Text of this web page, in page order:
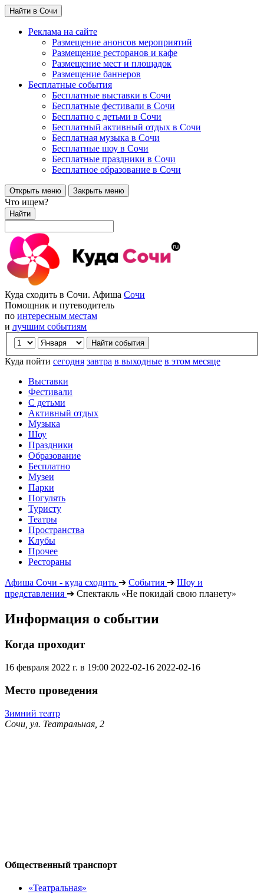
Найти в Сочи
Реклама на сайте
Размещение анонсов мероприятий
Размещение ресторанов и кафе
Размещение мест и площадок
Размещение баннеров
Бесплатные события
Бесплатные выставки в Сочи
Бесплатные фестивали в Сочи
Бесплатно с детьми в Сочи
Бесплатный активный отдых в Сочи
Бесплатная музыка в Сочи
Бесплатные шоу в Сочи
Бесплатные праздники в Сочи
Бесплатное образование в Сочи
Открыть меню Закрыть меню
Что ищем?
Найти
Куда сходить в Сочи. Афиша Сочи
Помощник и путеводитель
по интересным местам
и лучшим событиям
Куда пойти сегодня завтра в выходные в этом месяце
Выставки
Фестивали
С детьми
Активный отдых
Музыка
Шоу
Праздники
Образование
Бесплатно
Музеи
Парки
Погулять
Туристу
Театры
Пространства
Клубы
Прочее
Рестораны
Афиша Сочи - куда сходить ➔ События ➔ Шоу и
представления ➔ Спектакль «Не покидай свою планету»
Информация о событии
Когда проходит
16 февраля 2022 г. в 19:00 2022-02-16 2022-02-16
Место проведения
Зимний театр
Сочи, ул. Театральная, 2
Общественный транспорт
«Театральная»